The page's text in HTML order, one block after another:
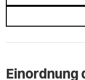
Einordnung